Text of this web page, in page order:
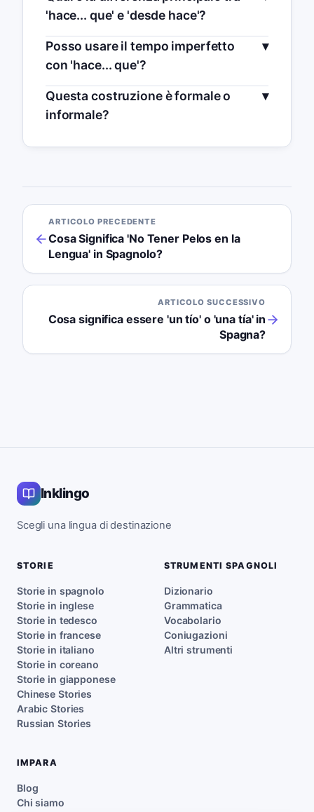
'hace... que' e 'desde hace'?
Posso usare il tempo imperfetto
con 'hace... que'?
Questa costruzione è formale o
informale?
ARTICOLO PRECEDENTE
Cosa Significa 'No Tener Pelos en la
Lengua' in Spagnolo?
ARTICOLO SUCCESSIVO
Cosa significa essere 'un tío' o 'una tía' in
Spagna?
Inklingo
Scegli una lingua di destinazione
STORIE
Storie in spagnolo
Storie in inglese
Storie in tedesco
Storie in francese
Storie in italiano
Storie in coreano
Storie in giapponese
Chinese Stories
Arabic Stories
Russian Stories
STRUMENTI SPAGNOLI
Dizionario
Grammatica
Vocabolario
Coniugazioni
Altri strumenti
IMPARA
Blog
Chi siamo